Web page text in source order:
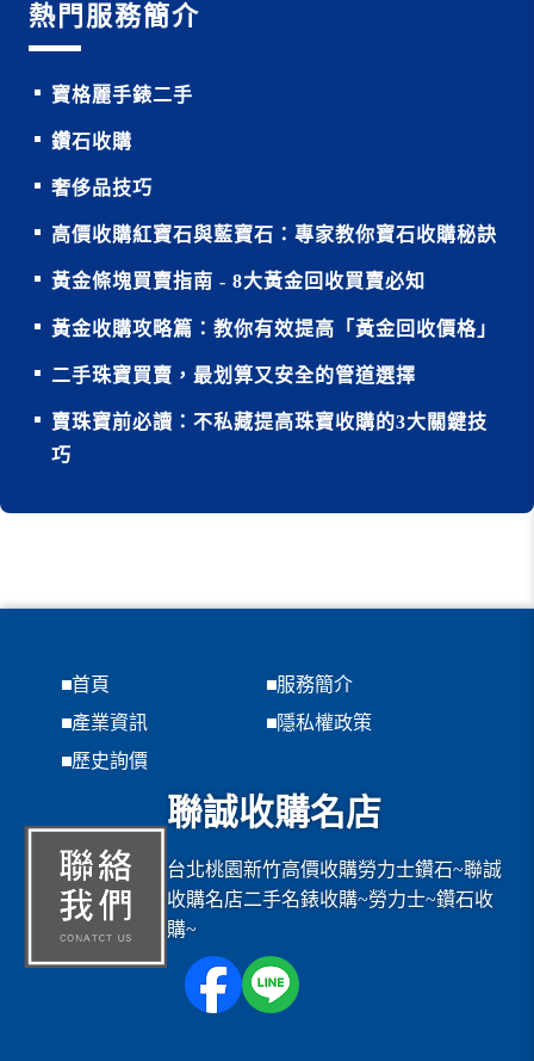
熱門服務簡介
寶格麗手錶二手
鑽石收購
奢侈品技巧
高價收購紅寶石與藍寶石：專家教你寶石收購秘訣
黃金條塊買賣指南 - 8大黃金回收買賣必知
黃金收購攻略篇：教你有效提高「黃金回收價格」
二手珠寶買賣，最划算又安全的管道選擇
賣珠寶前必讀：不私藏提高珠寶收購的3大關鍵技
巧
首頁
服務簡介
產業資訊
隱私權政策
歷史詢價
聯誠收購名店
台北桃園新竹高價收購勞力士鑽石~聯誠
收購名店二手名錶收購~勞力士~鑽石收
購~